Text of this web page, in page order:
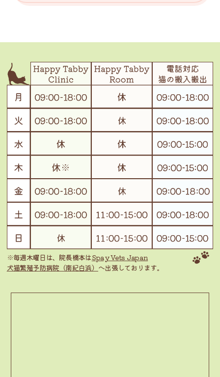
※毎週木曜日は、院長橋本はSpay Vets Japan
犬猫繁殖予防病院（南紀白浜） へ出張しております。